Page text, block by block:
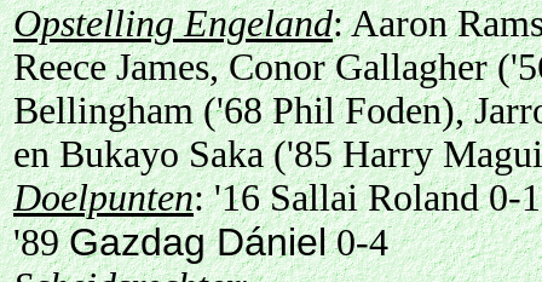
Opstelling Engeland: Aaron
Reece James, Conor Gallagher
Bellingham ('68 Phil Foden),
en Bukayo Saka ('85 Harry
Doelpunten: '16 Sallai Roland 0-
'89Gazdag Dániel0-4